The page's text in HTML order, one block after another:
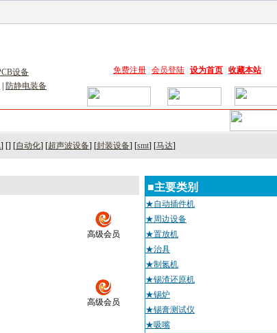
设备
防静电装备
免费注册 会员登陆 设为首页 收藏本站|
] [] [自动化] [超声波设备] [封装设备] [smt] [马达]
高级会员
高级会员
■主要类别
★自动插件机
★周边设备
★置放机
★治具
★制氮机
★锡渣还原机
★锡炉
★锡膏测试仪
★吸嘴